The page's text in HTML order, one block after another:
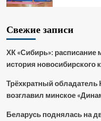
Свежие записи
ХК «Сибирь»: расписание
история новосибирского
Трёхкратный
возглавил минское
Беларусь поднялась на